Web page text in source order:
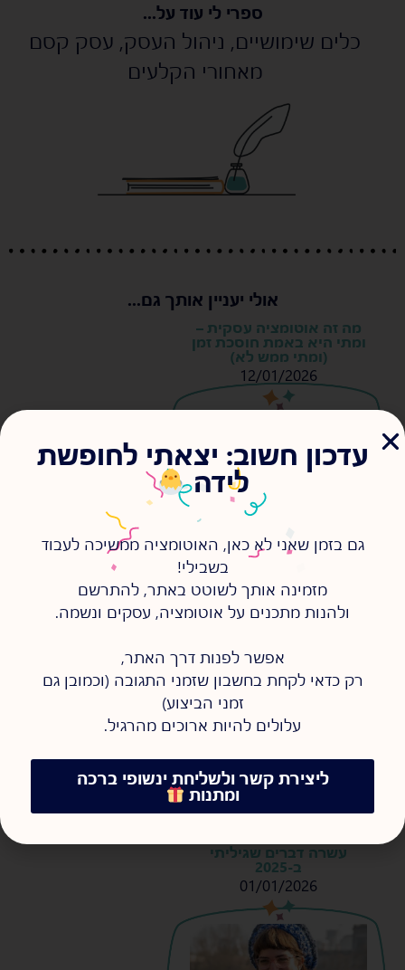
ספרי לי עוד על...
כלים שימושיים, ניהול העסק, עסק קסם
מאחורי הקלעים
אולי יעניין אותך גם...
מה זה אוטומציה עסקית –
ומתי היא באמת חוסכת זמן
(ומתי ממש לא)
12/01/2026
s
s
מה זה אוטומציה עסקית, מתי
היא באמת חוסכת זמן ומתי היא
רק מוסיפה בלאגן? תקציר ברור,
מסודר ובלי הייפ.
עשרה דברים שגיליתי
ב-2025
01/01/2026
s
s
עדכון חשוב: יצאתי לחופשת
לידה
גם בזמן שאני לא כאן, האוטומציה ממשיכה לעבוד
בשבילי!
מזמינה אותך לשוטט באתר, להתרשם
ולהנות מתכנים על אוטומציה, עסקים ונשמה.
אפשר לפנות דרך האתר,
רק כדאי לקחת בחשבון שזמני התגובה (וכמובן גם
זמני הביצוע)
עלולים להיות ארוכים מהרגיל.
ליצירת קשר ולשליחת ינשופי ברכה
ומתנות